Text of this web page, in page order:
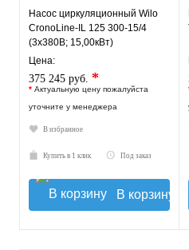
Насос циркуляционный Wilo
CronoLine-IL 125 300-15/4
(3х380В; 15,00кВт)
Цена:
375 245 руб. *
* Актуальную цену пожалуйста
уточните у менеджера
В избранное
Купить в 1 клик Под заказ
В корзину